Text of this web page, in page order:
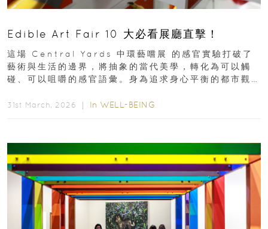
Edible Art Fair 10 大必看展廳直擊！
這場 Central Yards 中環藝嚐展 的感官實驗打破了
藝術與生活的邊界，將抽象的當代美學，轉化為可以觸
碰、可以咀嚼的感官語彙。身為追求身心平衡的都市觀
31st March, 2026 ｜ In WELL-BEING